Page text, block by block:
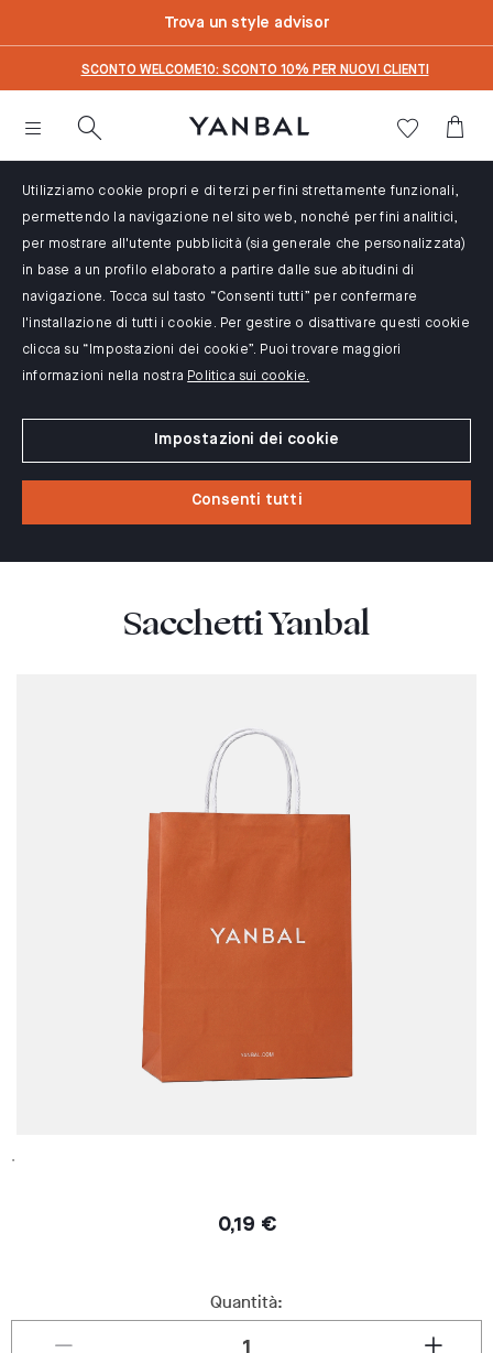
Trova un style advisor
SCONTO WELCOME10: SCONTO 10% PER NUOVI CLIENTI
Utilizziamo cookie propri e di terzi per fini strettamente funzionali,
permettendo la navigazione nel sito web, nonché per fini analitici,
per mostrare all'utente pubblicità (sia generale che personalizzata)
in base a un profilo elaborato a partire dalle sue abitudini di
navigazione. Tocca sul tasto “Consenti tutti” per confermare
l'installazione di tutti i cookie. Per gestire o disattivare questi cookie
clicca su “Impostazioni dei cookie”. Puoi trovare maggiori
informazioni nella nostra Politica sui cookie.
Impostazioni dei cookie
Consenti tutti
Sacchetti Yanbal
.
0,19 €
Quantità: